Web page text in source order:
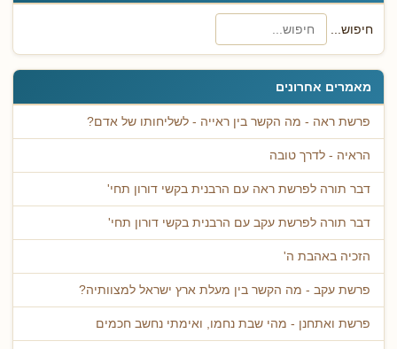
חיפוש...
מאמרים אחרונים
פרשת ראה - מה הקשר בין ראייה - לשליחותו של אדם?
הראיה - לדרך טובה
דבר תורה לפרשת ראה עם הרבנית בקשי דורון תחי'
דבר תורה לפרשת עקב עם הרבנית בקשי דורון תחי'
הזכיה באהבת ה'
פרשת עקב - מה הקשר בין מעלת ארץ ישראל למצוותיה?
פרשת ואתחנן - מהי שבת נחמו, ואימתי נחשב חכמים